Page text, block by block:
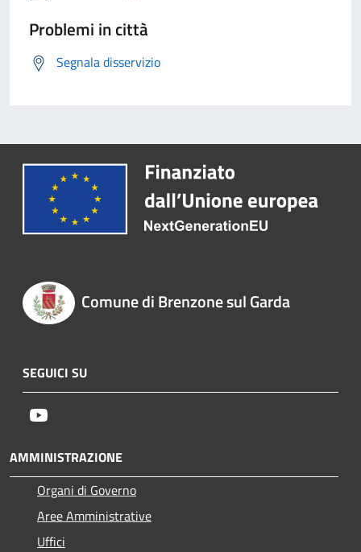
Problemi in città
Segnala disservizio
Comune di Brenzone sul Garda
SEGUICI SU
AMMINISTRAZIONE
Organi di Governo
Aree Amministrative
Uffici